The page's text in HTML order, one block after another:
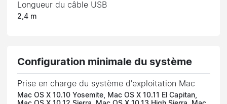
Longueur du câble USB
2,4 m
Configuration minimale du système
Prise en charge du système d'exploitation Mac
Mac OS X 10.10 Yosemite, Mac OS X 10.11 El Capitan,